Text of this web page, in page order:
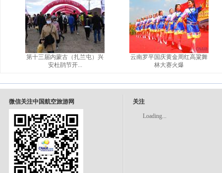
第十三届内蒙古（扎兰屯）兴
安杜鹃节开...
云南罗平国庆黄金周红高粱舞
林大赛火爆
微信关注中国航空旅游网 关注
Loading...